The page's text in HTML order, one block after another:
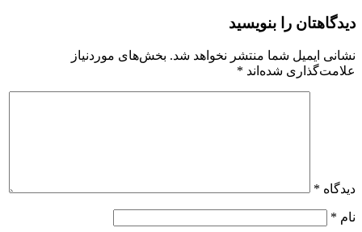
دیدگاهتان را بنویسید
نشانی ایمیل شما منتشر نخواهد شد. بخش‌های موردنیاز
علامت‌گذاری شده‌اند *
دیدگاه *
نام *